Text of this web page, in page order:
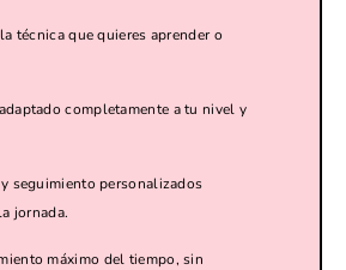
técnica que quieres aprender o
completamente a tu nivel y
seguimiento personalizados
jornada.
máximo del tiempo, sin